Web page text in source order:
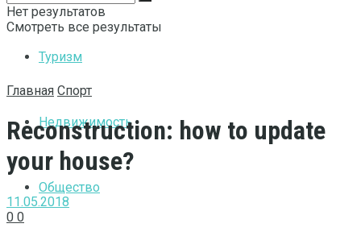
Туризм
Недвижимость
Общество
Нет результатов
Смотреть все результаты
Главная Спорт
Reconstruction: how to update
your house?
11.05.2018
0 0